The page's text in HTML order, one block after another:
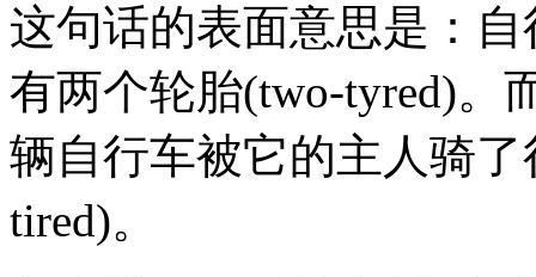
这句话的表面意思是：
有两个轮胎(two-tyred)。
辆自行车被它的主人骑
tired)。